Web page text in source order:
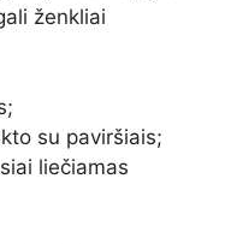
ženkliai
su paviršiais;
liečiamas